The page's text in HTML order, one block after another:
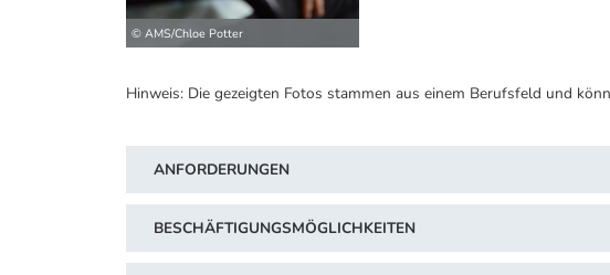
© AMS/Chloe Potter
Hinweis: Die gezeigten Fotos stammen aus einem Berufsfeld und
ANFORDERUNGEN
BESCHÄFTIGUNGSMÖGLICHKEITEN